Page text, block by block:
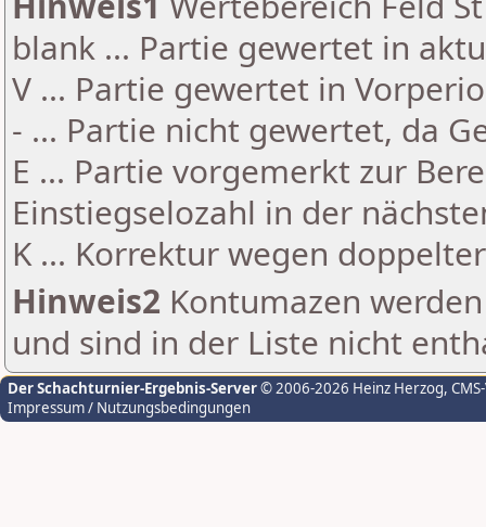
blank ... Partie gewertet in
V ... Partie gewertet in
- ... Partie nicht gewertet, da
E ... Partie vorgemerkt zur
Einstiegselozahl in der
K ... Korrektur wegen
Hinweis2 Kontumazen
und sind in der Liste nicht
Der Schachturnier-Ergebnis-Server© 2006-2026 Heinz Herzog,
Impressum / Nutzungsbedingungen